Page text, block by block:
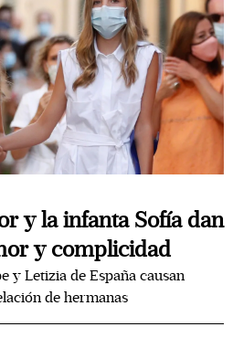
y la infanta Sofía dan
y complicidad
y Letizia de España causan
de hermanas